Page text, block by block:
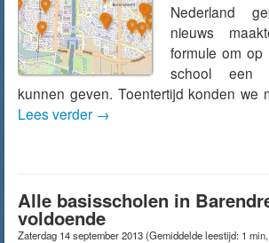
Nederland
nieuws
formule om op
school een
kunnen geven. Toentertijd konden we
Lees verder →
Alle basisscholen in
voldoende
Zaterdag 14 september 2013(Gemiddelde leestijd: 1